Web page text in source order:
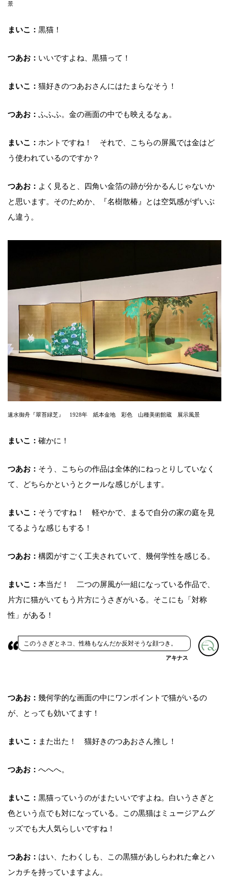
景
まいこ： 黒猫！
つあお： いいですよね、黒猫って！
まいこ： 猫好きのつあおさんにはたまらなそう！
つあお： ふふふ。金の画面の中でも映えるなぁ。
まいこ： ホントですね！ それで、こちらの屏風では金はど
う使われているのですか？
つあお： よく見ると、四角い金箔の跡が分かるんじゃないか
と思います。そのためか、『名樹散椿』とは空気感がずいぶ
ん違う。
速水御舟『翠苔緑芝』 1928年 紙本金地 彩色 山種美術館蔵 展示風景
まいこ： 確かに！
つあお： そう、こちらの作品は全体的にねっとりしていなく
て、どちらかというとクールな感じがします。
まいこ： そうですね！ 軽やかで、まるで自分の家の庭を見
てるような感じもする！
つあお： 構図がすごく工夫されていて、幾何学性を感じる。
まいこ： 本当だ！ 二つの屏風が一組になっている作品で、
片方に猫がいてもう片方にうさぎがいる。そこにも「対称
性」がある！
このうさぎとネコ、性格もなんだか反対そうな顔つき。
アキナス
つあお： 幾何学的な画面の中にワンポイントで猫がいるの
が、とっても効いてます！
まいこ： また出た！ 猫好きのつあおさん推し！
つあお： へへへ。
まいこ： 黒猫っていうのがまたいいですよね。白いうさぎと
色という点でも対になっている。この黒猫はミュージアムグ
ッズでも大人気らしいですね！
つあお： はい、たわくしも、この黒猫があしらわれた傘とハ
ンカチを持っていますよん。